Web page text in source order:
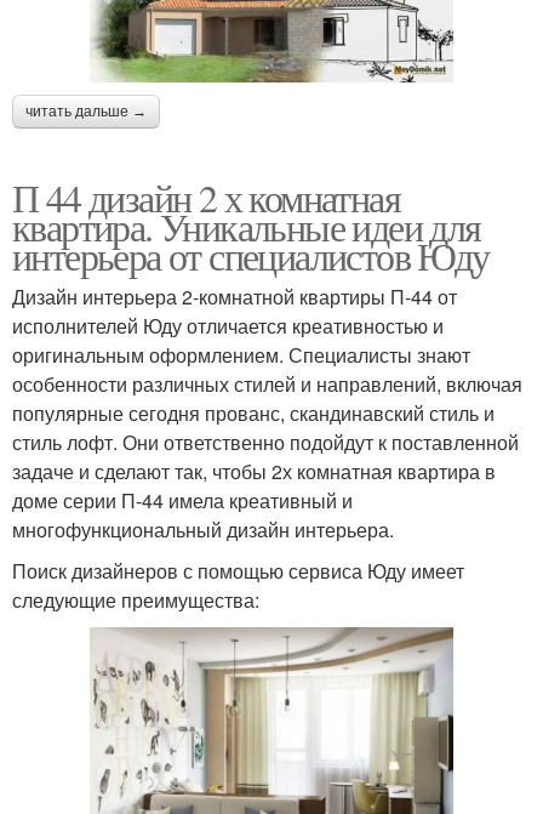
читать дальше →
П 44 дизайн 2 х комнатная
квартира. Уникальные идеи для
интерьера от специалистов Юду
Дизайн интерьера 2-комнатной квартиры П-44 от
исполнителей Юду отличается креативностью и
оригинальным оформлением. Специалисты знают
особенности различных стилей и направлений, включая
популярные сегодня прованс, скандинавский стиль и
стиль лофт. Они ответственно подойдут к поставленной
задаче и сделают так, чтобы 2х комнатная квартира в
доме серии П-44 имела креативный и
многофункциональный дизайн интерьера.
Поиск дизайнеров с помощью сервиса Юду имеет
следующие преимущества: